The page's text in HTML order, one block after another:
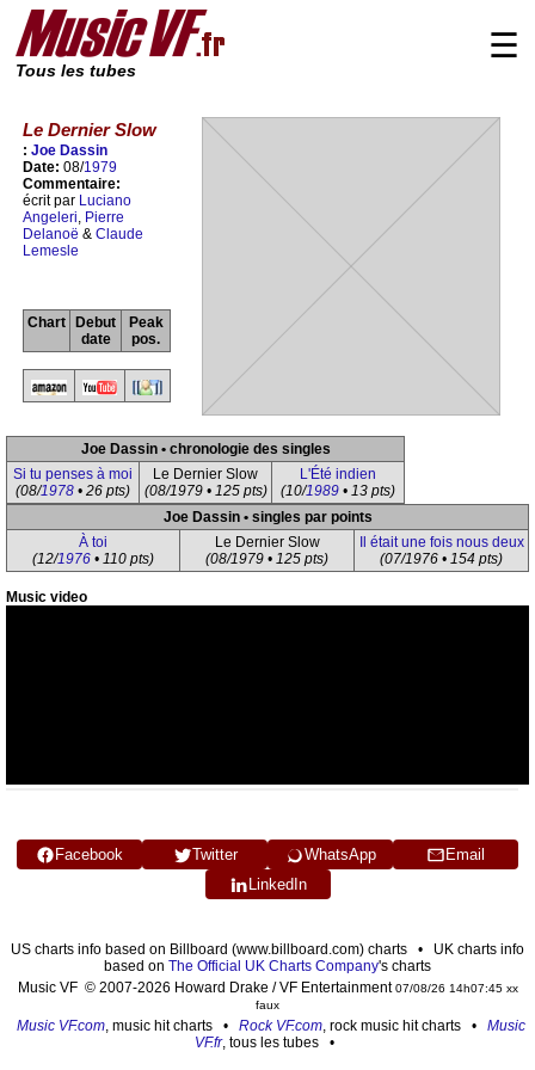
Tous les tubes
☰
Le Dernier Slow
: Joe Dassin
Date: 08/1979
Commentaire:
écrit par Luciano
Angeleri, Pierre
Delanoë & Claude
Lemesle
Chart
Debut
date
Peak
pos.
Joe Dassin • chronologie des singles
Si tu penses à moi
(08/1978 • 26 pts)
Le Dernier Slow
(08/1979 • 125 pts)
L'Été indien
(10/1989 • 13 pts)
Joe Dassin • singles par points
À toi
(12/1976 • 110 pts)
Le Dernier Slow
(08/1979 • 125 pts)
Il était une fois nous deux
(07/1976 • 154 pts)
Music video
Facebook Twitter WhatsApp
Email
LinkedIn
US charts info based on Billboard (www.billboard.com) charts • UK charts info
based on The Official UK Charts Company's charts
Music VF © 2007-2026 Howard Drake / VF Entertainment07/08/26 14h07:45 xx
faux
Music VF.com, music hit charts • Rock VF.com, rock music hit charts • Music
VF.fr, tous les tubes •